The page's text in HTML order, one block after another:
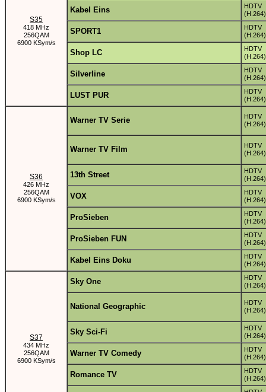
S35
418 MHz
256QAM
6900 KSym/s
Kabel Eins
HDTV
(H.264)
SPORT1
HDTV
(H.264)
Shop LC
HDTV
(H.264)
Silverline
HDTV
(H.264)
LUST PUR
HDTV
(H.264)
S36
426 MHz
256QAM
6900 KSym/s
Warner TV Serie
HDTV
(H.264)
Warner TV Film
HDTV
(H.264)
13th Street
HDTV
(H.264)
VOX
HDTV
(H.264)
ProSieben
HDTV
(H.264)
ProSieben FUN
HDTV
(H.264)
Kabel Eins Doku
HDTV
(H.264)
S37
434 MHz
256QAM
6900 KSym/s
Sky One
HDTV
(H.264)
National Geographic
HDTV
(H.264)
Sky Sci-Fi
HDTV
(H.264)
Warner TV Comedy
HDTV
(H.264)
Romance TV
HDTV
(H.264)